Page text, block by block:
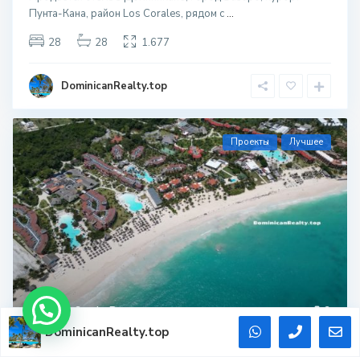
Пунта-Кана, район Los Corales, рядом с...
28
28 1.677
DominicanRealty.top
3
White Sands,Bavaro
Проекты Лучшее
Купить квартиру в Пунта-Кана —
DominicanRealty.top